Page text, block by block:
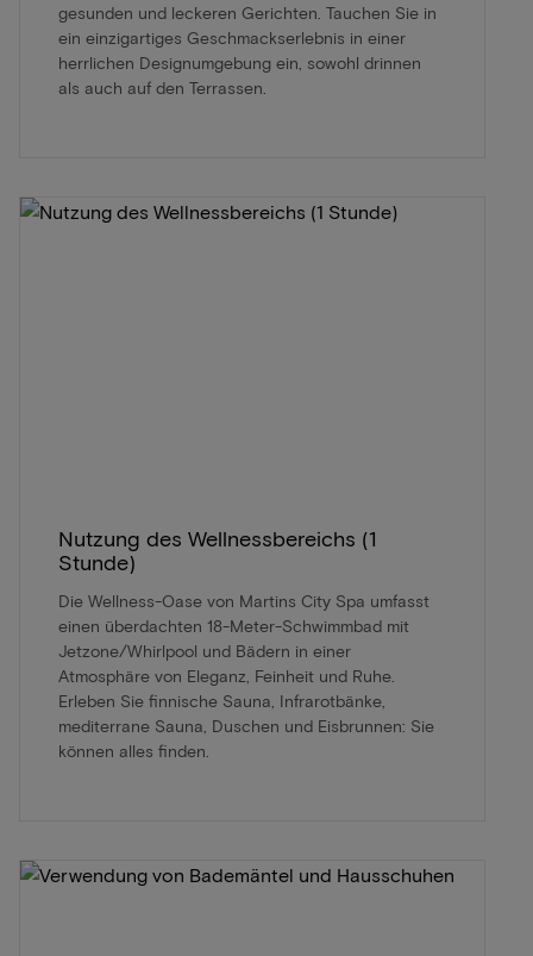
gesunden und leckeren Gerichten. Tauchen Sie in
ein einzigartiges Geschmackserlebnis in einer
herrlichen Designumgebung ein, sowohl drinnen
als auch auf den Terrassen.
Nutzung des Wellnessbereichs (1
Stunde)
Die Wellness-Oase von Martins City Spa umfasst
einen überdachten 18-Meter-Schwimmbad mit
Jetzone/Whirlpool und Bädern in einer
Atmosphäre von Eleganz, Feinheit und Ruhe.
Erleben Sie finnische Sauna, Infrarotbänke,
mediterrane Sauna, Duschen und Eisbrunnen: Sie
können alles finden.